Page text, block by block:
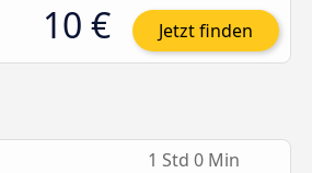
10 € Jetzt finden
1 Std 0 Min